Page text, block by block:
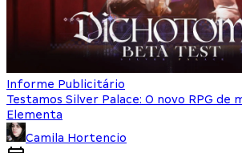
Informe Publicitário
Testamos Silver Palace: O novo RPG de
Elementa
Camila Hortencio